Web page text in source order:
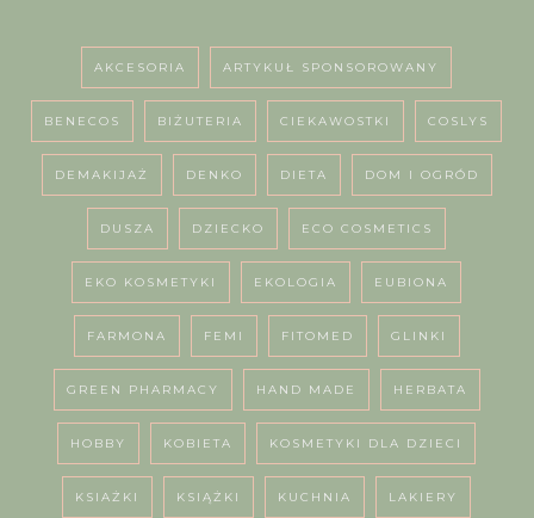
AKCESORIA ARTYKUŁ SPONSOROWANY
BENECOS BIŻUTERIA CIEKAWOSTKI COSLYS
DEMAKIJAŻ DENKO DIETA DOM I OGRÓD
DUSZA DZIECKO ECO COSMETICS
EKO KOSMETYKI EKOLOGIA EUBIONA
FARMONA FEMI FITOMED GLINKI
GREEN PHARMACY HAND MADE HERBATA
HOBBY KOBIETA KOSMETYKI DLA DZIECI
KSIAŻKI KSIĄŻKI KUCHNIA LAKIERY